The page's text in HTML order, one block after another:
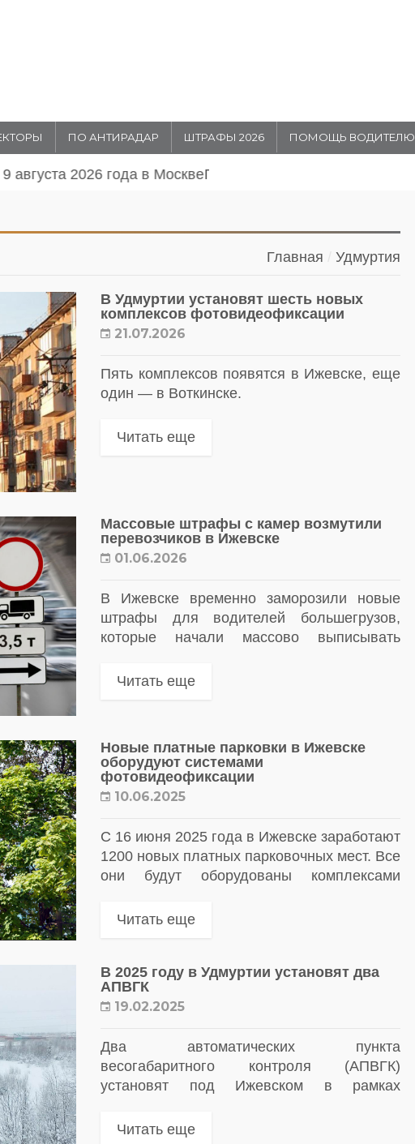
ПО АНТИРАДАР ШТРАФЫ 2026 ПОМОЩЬ ВОДИТЕЛЮ
и 1 августа 20026 года в Москве
Главная Удмуртия
В Удмуртии установят шесть новых
комплексов фотовидеофиксации
21.07.2026
Пять комплексов появятся в Ижевске, еще
один — в Воткинске.
Читать еще
Массовые штрафы с камер возмутили
перевозчиков в Ижевске
01.06.2026
В Ижевске временно заморозили новые
штрафы для водителей большегрузов,
которые начали массово выписывать
запрещающие знаки. Решение приняли
Читать еще
Новые платные парковки в Ижевске
оборудуют системами
фотовидеофиксации
10.06.2025
С 16 июня 2025 года в Ижевске заработают
1200 новых платных парковочных мест. Все
они будут оборудованы комплексами
Читать еще
В 2025 году в Удмуртии установят два
АПВГК
19.02.2025
Два автоматических пункта
весогабаритного контроля (АПВГК)
установят под Ижевском в рамках
дороги» в 2025 году
Читать еще